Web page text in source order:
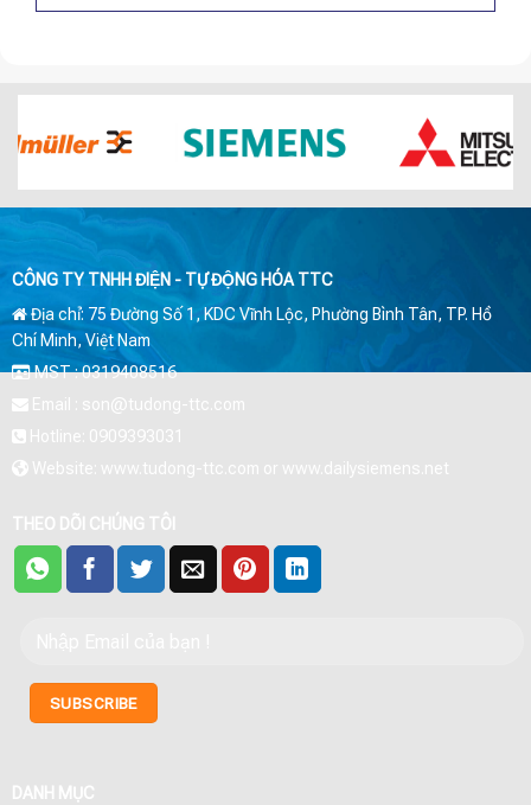
CÔNG TY TNHH ĐIỆN - TỰ ĐỘNG HÓA TTC
Địa chỉ: 75 Đường Số 1, KDC Vĩnh Lộc, Phường Bình Tân, TP. Hồ
Chí Minh, Việt Nam
MST : 0319408516
Email : son@tudong-ttc.com
Hotline: 0909393031
Website: www.tudong-ttc.com or www.dailysiemens.net
THEO DÕI CHÚNG TÔI
DANH MỤC